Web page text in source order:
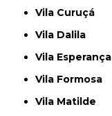
Vila Curuçá
Vila Dalila
Vila Esperança
Vila Formosa
Vila Matilde